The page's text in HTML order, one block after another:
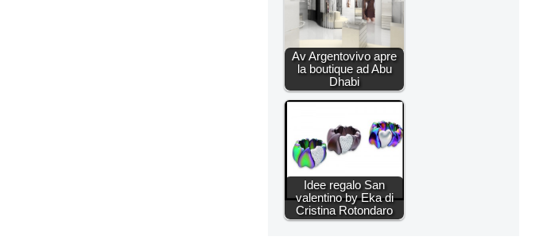
Av Argentovivo apre
la boutique ad Abu
Dhabi
Idee regalo San
valentino by Eka di
Cristina Rotondaro